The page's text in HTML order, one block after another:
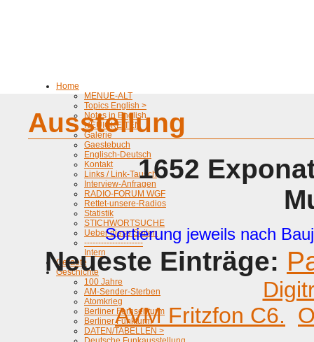
Home
MENUE-ALT
Topics English >
Notes in English
NEUIGKEITEN
Galerie
Gaestebuch
Englisch-Deutsch
Kontakt
Links / Link-Tausch
Interview-Anfragen
RADIO-FORUM WGF
Rettet-unsere-Radios
Statistik
STICHWORTSUCHE
Ueber diese Seiten
---------------------
Intern
Geraete
Geschichte
100 Jahre
AM-Sender-Sterben
Atomkrieg
Berliner Fernsehturm
Berliner Funkturm
DATEN/TABELLEN >
Ausstellung
1652
Sortierung jeweils nach
Neueste Einträge:
AVM Fritzfon C6.